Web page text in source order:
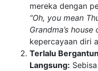
mereka dengan
“Oh, you mean
Grandma’s house
kepercayaan diri
Terlalu
Langsung: